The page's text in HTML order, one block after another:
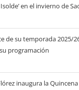
en el invierno de
de su temporada 2025/
programación
inaugura la